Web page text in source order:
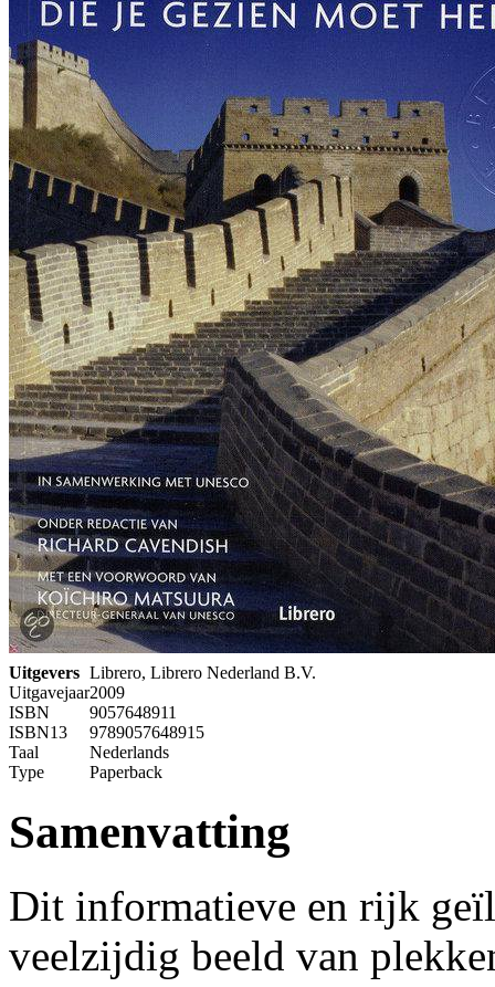
Uitgevers Librero, Librero Nederland B.V.
Uitgavejaar2009
ISBN
9057648911
ISBN13
9789057648915
Taal
Nederlands
Type
Paperback
Samenvatting
Dit informatieve en rijk
veelzijdig beeld van